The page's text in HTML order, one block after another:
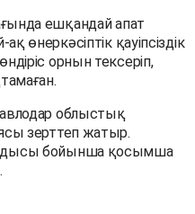
ешқандай апат
өнеркәсіптік қауіпсіздік
орнын тексеріп,
облыстық
зерттеп жатыр.
бойынша қосымша